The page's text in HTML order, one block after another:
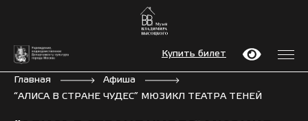
Купить билет
Главная
Афиша
“АЛИСА В СТРАНЕ ЧУДЕС” МЮЗИКЛ ТЕАТРА ТЕНЕЙ